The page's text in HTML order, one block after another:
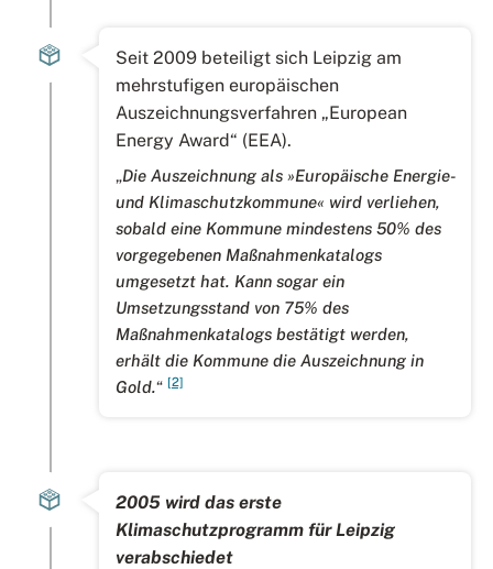
Seit 2009 beteiligt sich Leipzig am
mehrstufigen europäischen
Auszeichnungsverfahren „European
Energy Award“ (EEA).
„Die Auszeichnung als »Europäische Energie-
und Klimaschutzkommune« wird verliehen,
sobald eine Kommune mindestens 50% des
vorgegebenen Maßnahmenkatalogs
umgesetzt hat. Kann sogar ein
Umsetzungsstand von 75% des
Maßnahmenkatalogs bestätigt werden,
erhält die Kommune die Auszeichnung in
Gold.“ [2]
2005 wird das erste
Klimaschutzprogramm für Leipzig
verabschiedet